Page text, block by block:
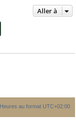
Aller à
Heures au format UTC+02:00